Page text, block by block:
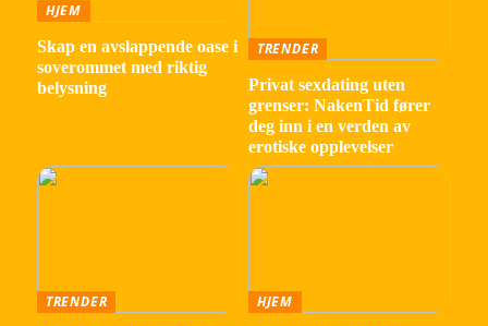
HJEM
Skap en avslappende oase i
soverommet med riktig
belysning
TRENDER
Privat sexdating uten
grenser: NakenTid fører
deg inn i en verden av
erotiske opplevelser
TRENDER
HJEM